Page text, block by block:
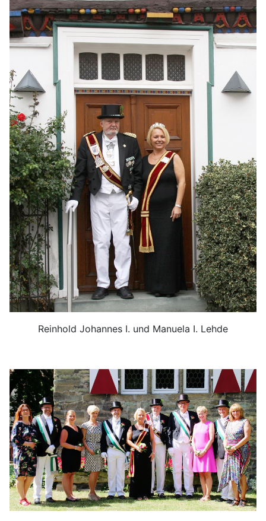
Reinhold Johannes I. und Manuela I. Lehde